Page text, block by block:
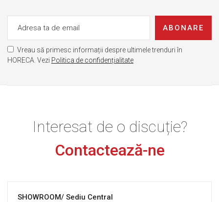
ABONARE
Vreau să primesc informații despre ultimele trenduri în
HORECA. Vezi Politica de confidențialitate
Interesat de o discuție?
Contactează-ne
SHOWROOM/ Sediu Central